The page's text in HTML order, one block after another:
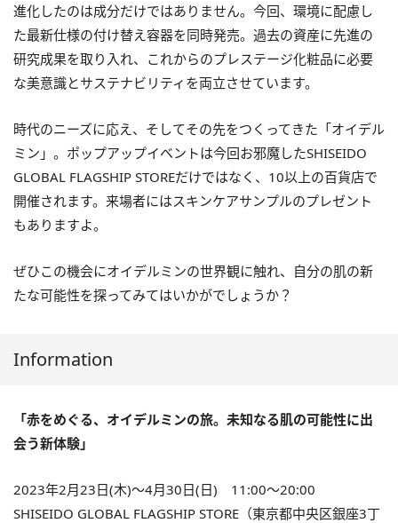
進化したのは成分だけではありません。今回、環境に配慮し
た最新仕様の付け替え容器を同時発売。過去の資産に先進の
研究成果を取り入れ、これからのプレステージ化粧品に必要
な美意識とサステナビリティを両立させています。
時代のニーズに応え、そしてその先をつくってきた「オイデル
ミン」。ポップアップイベントは今回お邪魔したSHISEIDO
GLOBAL FLAGSHIP STOREだけではなく、10以上の百貨店で
開催されます。来場者にはスキンケアサンプルのプレゼント
もありますよ。
ぜひこの機会にオイデルミンの世界観に触れ、自分の肌の新
たな可能性を探ってみてはいかがでしょうか？
Information
「赤をめぐる、オイデルミンの旅。未知なる肌の可能性に出
会う新体験」
2023年2月23日(木)～4月30日(日) 11:00～20:00
SHISEIDO GLOBAL FLAGSHIP STORE（東京都中央区銀座3丁